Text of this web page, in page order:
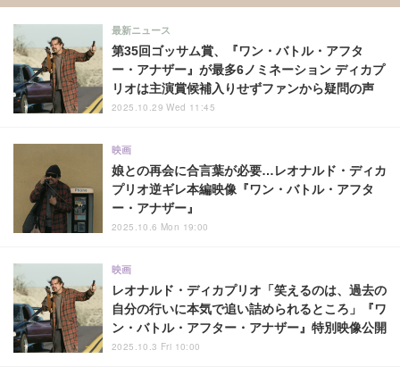
第35回ゴッサム賞、『ワン・バトル・アフタ
ー・アナザー』が最多6ノミネーション ディカプ
リオは主演賞候補入りせずファンから疑問の声
最新ニュース
2025.10.29 Wed 11:45
娘との再会に合言葉が必要…レオナルド・ディカ
プリオ逆ギレ本編映像『ワン・バトル・アフタ
ー・アナザー』
映画
2025.10.6 Mon 19:00
レオナルド・ディカプリオ「笑えるのは、過去の
自分の行いに本気で追い詰められるところ」『ワ
ン・バトル・アフター・アナザー』特別映像公開
映画
2025.10.3 Fri 10:00